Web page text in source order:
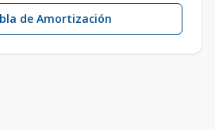
de Amortización